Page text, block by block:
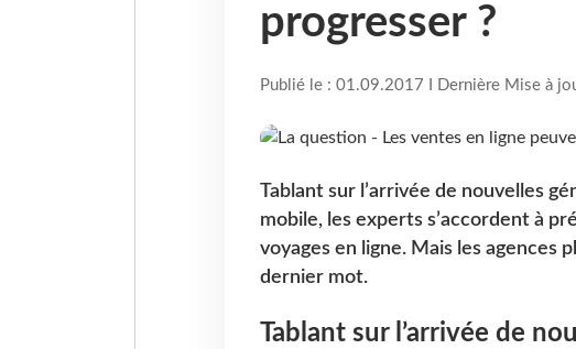
progresser ?
Publié le : 01.09.2017 I Dernière Mise à
Tablant sur l’arrivée de nouvelles
mobile, les experts s’accordent à
voyages en ligne. Mais les agences
dernier mot.
Tablant sur l’arrivée de